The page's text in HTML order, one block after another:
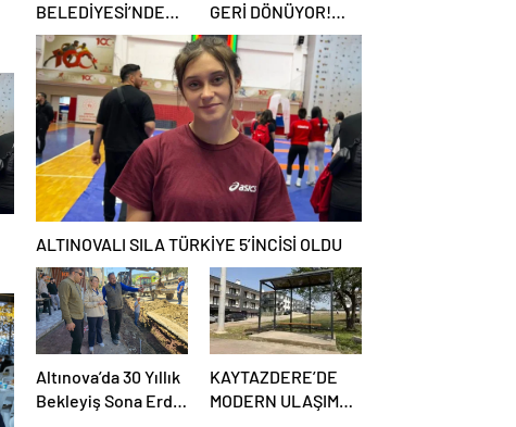
BELEDİYESİ’NDEN
90 BİN ADET FİDE
DAĞITIMI
GERİ DÖNÜYOR!
MARMARA’NIN ER
MEYDANI YENİDEN
KURULUYOR
ALTINOVALI SILA TÜRKİYE 5’İNCİSİ OLDU
Altınova’da 30 Yıllık
Bekleyiş Sona Erdi:
KAYTAZDERE’DE
MODERN ULAŞIM